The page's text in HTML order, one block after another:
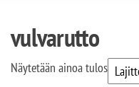
vulvarutto
Näytetään ainoa tulos